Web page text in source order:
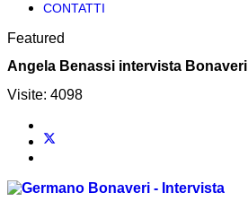
CONTATTI
Featured
Angela Benassi intervista Bonaveri
Visite: 4098